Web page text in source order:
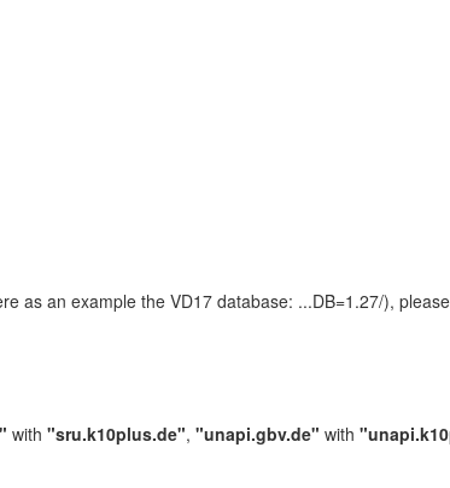
as an example the VD17 database: ...DB=1.27/),
with "sru.k10plus.de", "unapi.gbv.de" with